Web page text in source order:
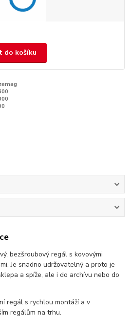
do košíku
bezšroubový regál s kovovými
Je snadno udržovatelný a proto je
a spíže, ale i do archívu nebo do
regál s rychlou montáží a v
regálům na trhu.